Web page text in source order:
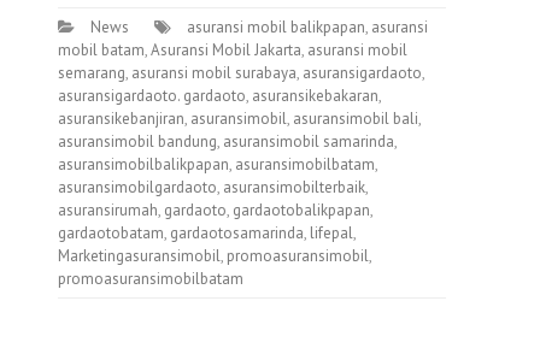
News asuransi mobil balikpapan, asuransi
mobil batam,Asuransi Mobil Jakarta, asuransi mobil
semarang, asuransi mobil surabaya, asuransigardaoto,
asuransigardaoto. gardaoto, asuransikebakaran,
asuransikebanjiran, asuransimobil, asuransimobil bali,
asuransimobil bandung, asuransimobil samarinda,
asuransimobilbalikpapan, asuransimobilbatam,
asuransimobilgardaoto, asuransimobilterbaik,
asuransirumah, gardaoto, gardaotobalikpapan,
gardaotobatam, gardaotosamarinda, lifepal,
Marketingasuransimobil, promoasuransimobil,
promoasuransimobilbatam